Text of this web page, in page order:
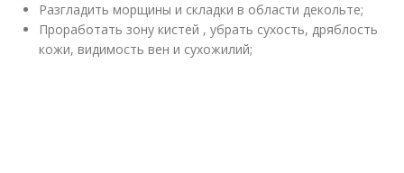
Разгладить морщины и складки в области декольте;
Проработать зону кистей , убрать сухость, дряблость
кожи, видимость вен и сухожилий;